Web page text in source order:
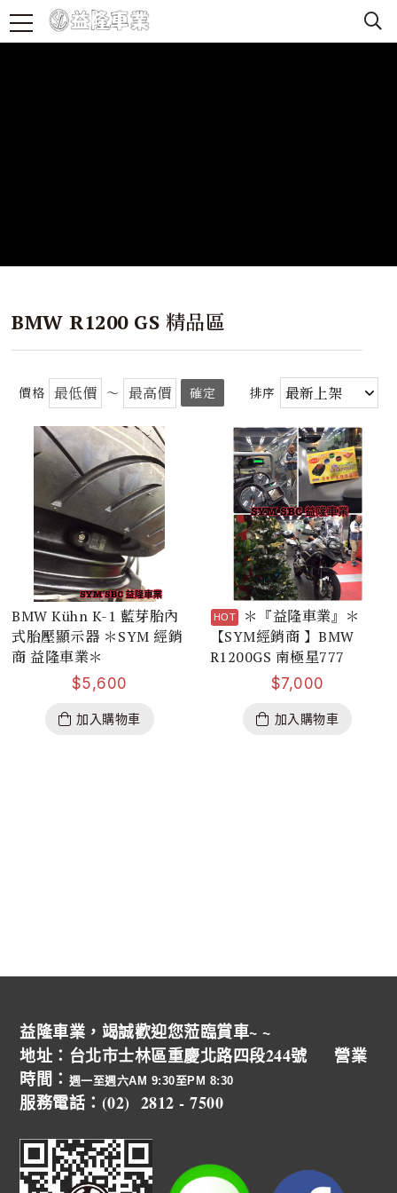
BMW R1200 GS 精品區
價格 ～ 確定 排序
BMW Kühn K-1 藍芽胎內
式胎壓顯示器 ＊SYM 經銷
商 益隆車業＊
$5,600
加入購物車
＊『益隆車業』＊
【SYM經銷商 】BMW
R1200GS 南極星777
$7,000
加入購物車
益隆車業，竭誠歡迎您蒞臨賞車~ ~
地址：台北市士林區重慶北路四段244號 營業
時間： 週一至週六AM 9:30至PM 8:30
服務電話：(02) 2812 - 7500